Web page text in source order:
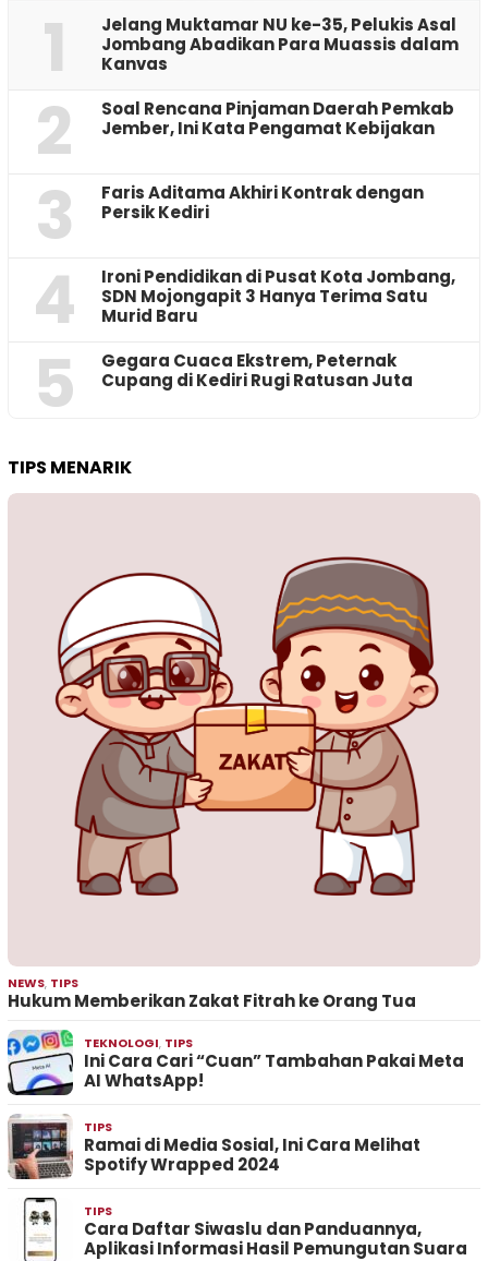
1
Jelang Muktamar NU ke-35, Pelukis Asal
Jombang Abadikan Para Muassis dalam
Kanvas
2
‎Soal Rencana Pinjaman Daerah Pemkab
Jember, Ini Kata Pengamat Kebijakan ‎
3
Faris Aditama Akhiri Kontrak dengan
Persik Kediri
4
Ironi Pendidikan di Pusat Kota Jombang,
SDN Mojongapit 3 Hanya Terima Satu
Murid Baru
5
‎Gegara Cuaca Ekstrem, Peternak
Cupang di Kediri Rugi Ratusan Juta
TIPS MENARIK
NEWS, TIPS
Hukum Memberikan Zakat Fitrah ke Orang Tua
TEKNOLOGI, TIPS
Ini Cara Cari “Cuan” Tambahan Pakai Meta
AI WhatsApp!
TIPS
Ramai di Media Sosial, Ini Cara Melihat
Spotify Wrapped 2024
TIPS
Cara Daftar Siwaslu dan Panduannya,
Aplikasi Informasi Hasil Pemungutan Suara